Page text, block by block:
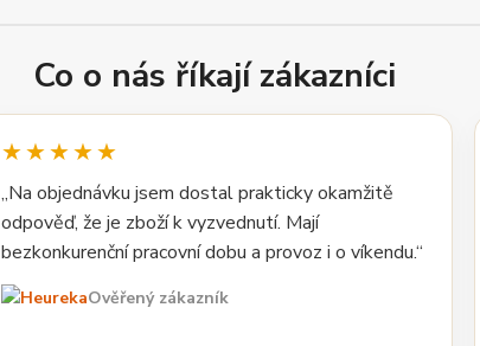
Co o nás říkají zákazníci
★★★★★
„Na objednávku jsem dostal prakticky okamžitě
odpověď, že je zboží k vyzvednutí. Mají
bezkonkurenční pracovní dobu a provoz i o víkendu.“
Ověřený zákazník